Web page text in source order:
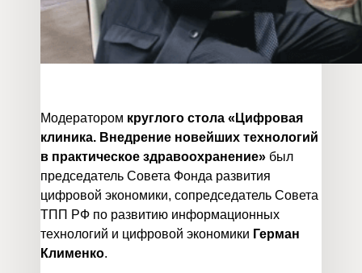
Модератором круглого стола «Цифровая
клиника. Внедрение новейших технологий
в практическое здравоохранение» был
председатель Совета Фонда развития
цифровой экономики, сопредседатель Совета
ТПП РФ по развитию информационных
технологий и цифровой экономики Герман
Клименко.